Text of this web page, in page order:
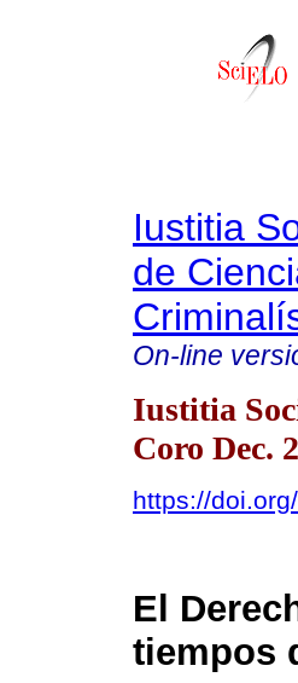
Iustitia
de
On-line
Iustitia
Coro Dec.
https://
El
tiempos